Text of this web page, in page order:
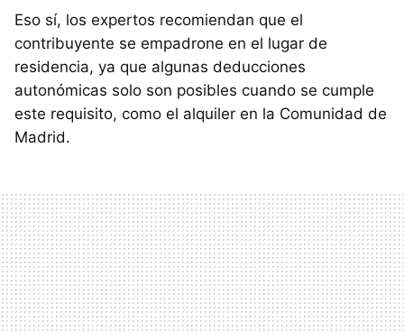
Eso sí, los expertos recomiendan que el
contribuyente se empadrone en el lugar de
residencia, ya que algunas deducciones
autonómicas solo son posibles cuando se cumple
este requisito, como el alquiler en la Comunidad de
Madrid.